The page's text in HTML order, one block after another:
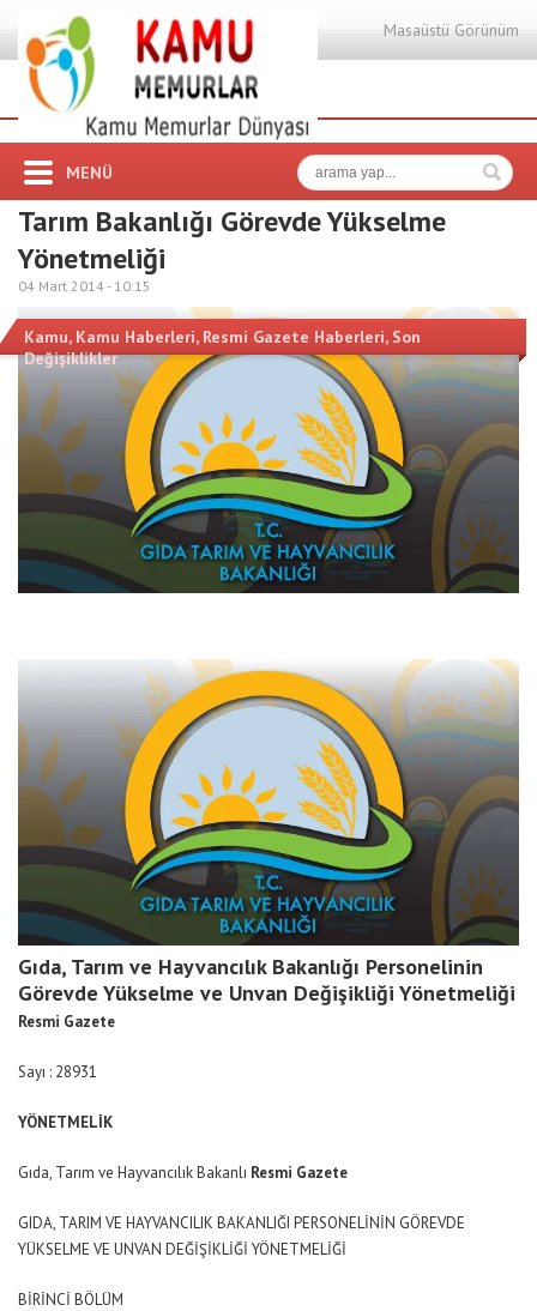
Masaüstü Görünüm
MENÜ
Tarım Bakanlığı Görevde Yükselme
Yönetmeliği
04 Mart 2014 - 10:15
Kamu, Kamu Haberleri, Resmi Gazete Haberleri, Son
Değişiklikler
Gıda, Tarım ve Hayvancılık Bakanlığı Personelinin
Görevde Yükselme ve Unvan Değişikliği Yönetmeliği
Resmi Gazete
Sayı : 28931
YÖNETMELİK
Gıda, Tarım ve Hayvancılık Bakanlı Resmi Gazete
GIDA, TARIM VE HAYVANCILIK BAKANLIĞI PERSONELİNİN GÖREVDE
YÜKSELME VE UNVAN DEĞİŞİKLİĞİ YÖNETMELİĞİ
BİRİNCİ BÖLÜM